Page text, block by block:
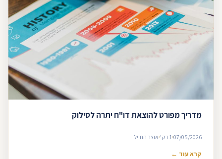
מדריך מפורט להוצאת דו"ח יתרה לסילוק
07/05/2026 1 דק' אוצר החייל
קרא עוד ←